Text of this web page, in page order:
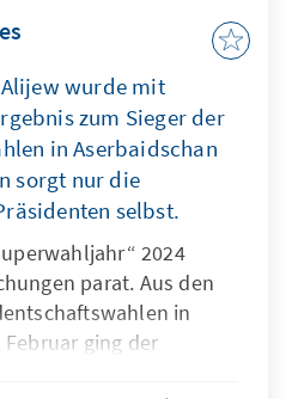
wurde mit
zum Sieger der
in Aserbaidschan
sorgt nur die
selbst.
2024
parat. Aus den
in
ging der